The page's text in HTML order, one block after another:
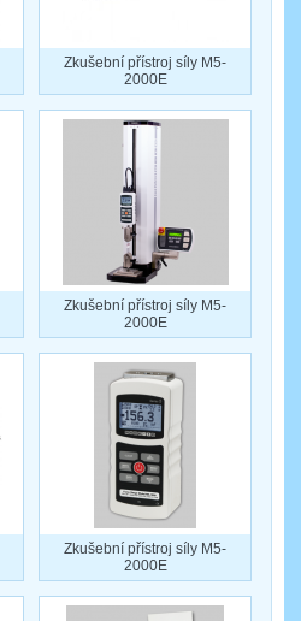
Zkušební přístroj síly M5-
2000E
Zkušební přístroj síly M5-
2000E
Zkušební přístroj síly M5-
2000E